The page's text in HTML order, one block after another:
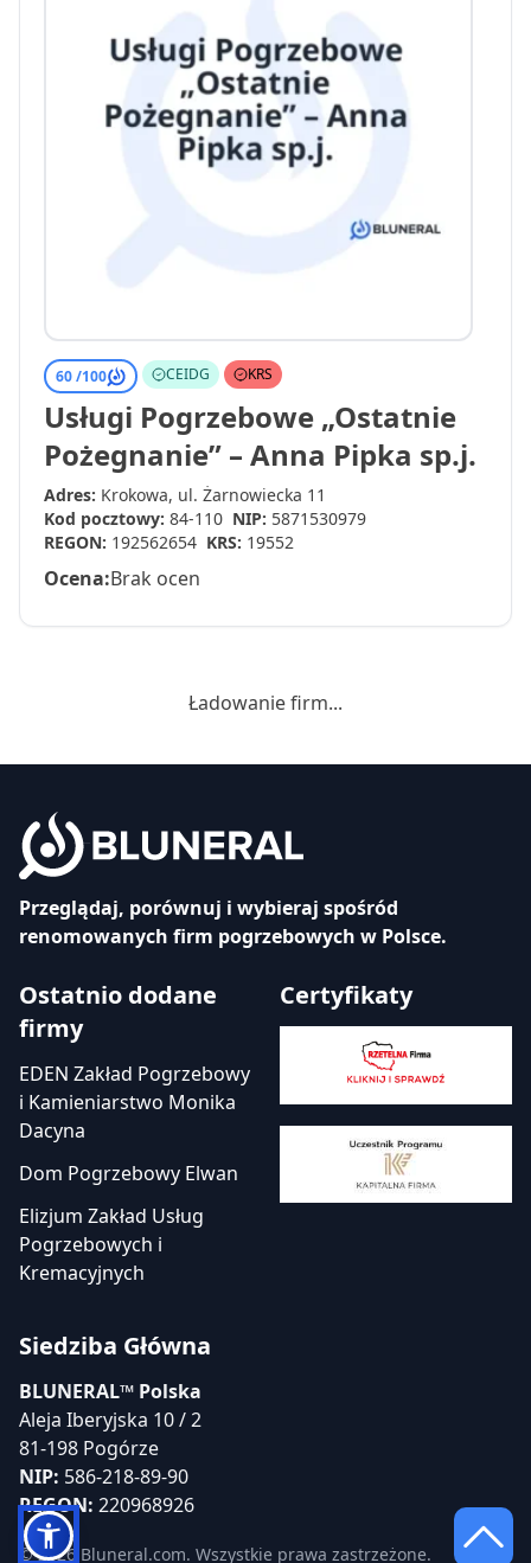
60 /100 CEIDG KRS
Usługi Pogrzebowe „Ostatnie
Pożegnanie” – Anna Pipka sp.j.
Adres: Krokowa, ul. Żarnowiecka 11
Kod pocztowy: 84-110 NIP: 5871530979
REGON: 192562654 KRS: 19552
Ocena:Brak ocen
Ładowanie firm...
Przeglądaj, porównuj i wybieraj spośród
renomowanych firm pogrzebowych w Polsce.
Ostatnio dodane
firmy
EDEN Zakład Pogrzebowy
i Kamieniarstwo Monika
Dacyna
Dom Pogrzebowy Elwan
Elizjum Zakład Usług
Pogrzebowych i
Kremacyjnych
Certyfikaty
Siedziba Główna
BLUNERAL™ Polska
Aleja Iberyjska 10 / 2
81-198 Pogórze
NIP: 586-218-89-90
REGON: 220968926
© 2026 Bluneral.com. Wszystkie prawa zastrzeżone.